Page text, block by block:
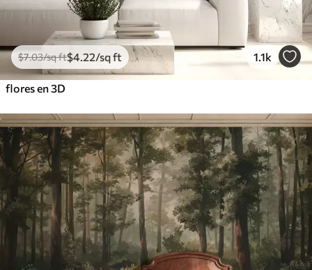
$7.03/sq ft$4 .22/sq ft 1.1k
flores en 3D